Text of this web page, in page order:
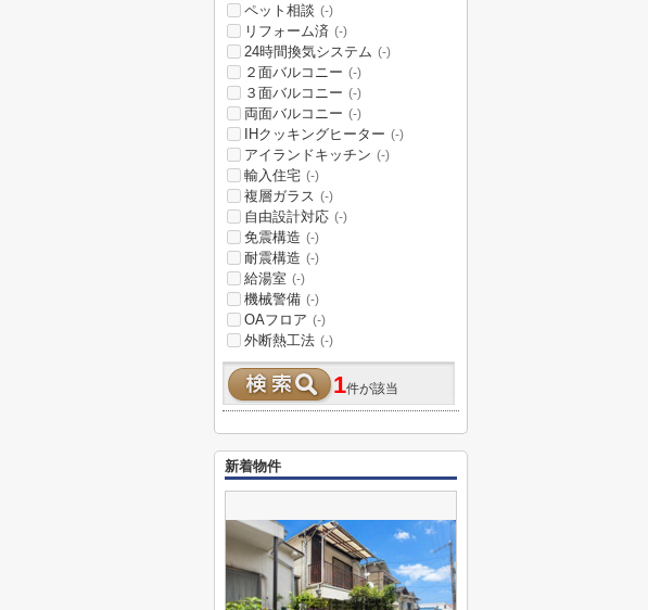
ペット相談 (-)
リフォーム済 (-)
24時間換気システム (-)
２面バルコニー (-)
３面バルコニー (-)
両面バルコニー (-)
IHクッキングヒーター (-)
アイランドキッチン (-)
輸入住宅 (-)
複層ガラス (-)
自由設計対応 (-)
免震構造 (-)
耐震構造 (-)
給湯室 (-)
機械警備 (-)
OAフロア (-)
外断熱工法 (-)
1件が該当
新着物件